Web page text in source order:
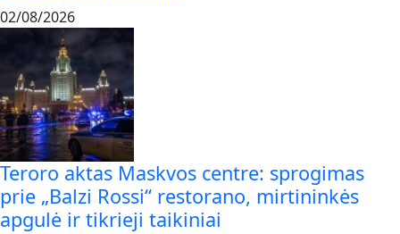
02/08/2026
Teroro aktas Maskvos centre: sprogimas
prie „Balzi Rossi“ restorano, mirtininkės
apgulė ir tikrieji taikiniai